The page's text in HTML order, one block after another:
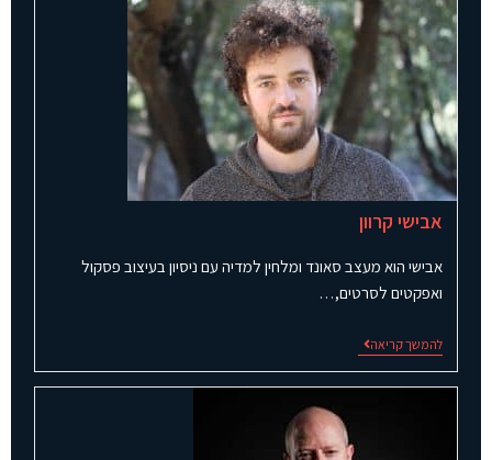
אבישי קרוון
אבישי הוא מעצב סאונד ומלחין למדיה עם ניסיון בעיצוב פסקול
ואפקטים לסרטים,…
להמשך קריאה